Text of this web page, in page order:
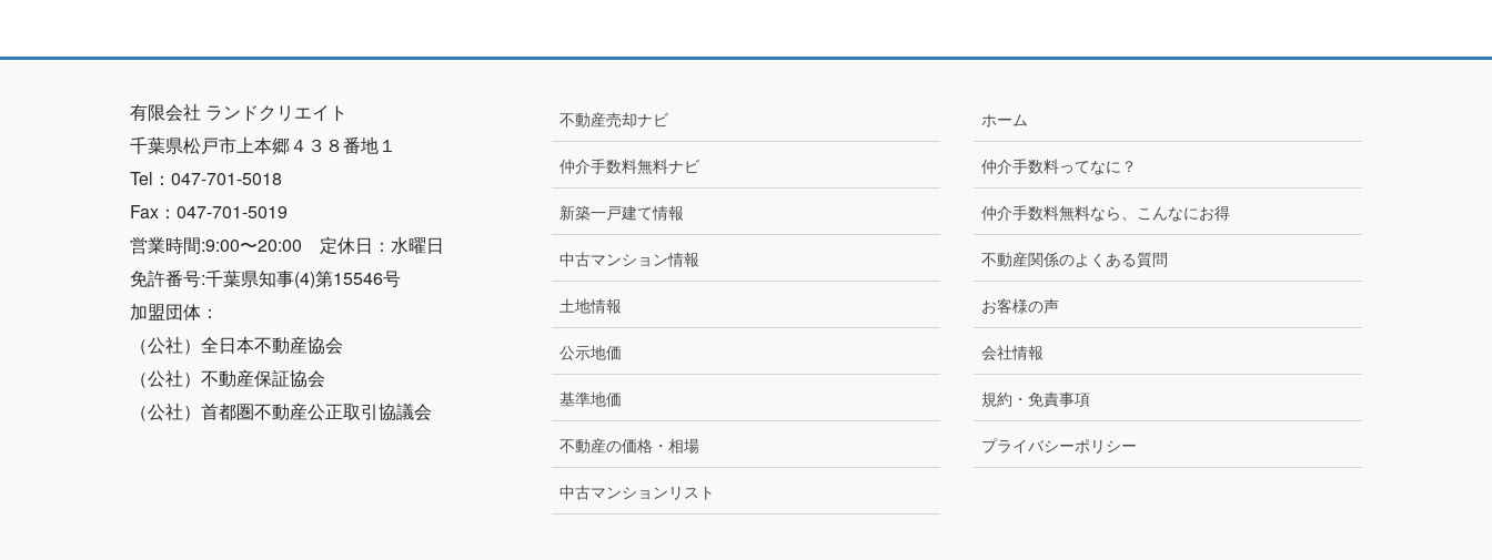
有限会社 ランドクリエイト
千葉県松戸市上本郷４３８番地１
Tel：047-701-5018
Fax：047-701-5019
営業時間:9:00〜20:00 定休日：水曜日
免許番号:千葉県知事(4)第15546号
加盟団体：
（公社）全日本不動産協会
（公社）不動産保証協会
（公社）首都圏不動産公正取引協議会
不動産売却ナビ
仲介手数料無料ナビ
新築一戸建て情報
中古マンション情報
土地情報
公示地価
基準地価
不動産の価格・相場
中古マンションリスト
ホーム
仲介手数料ってなに？
仲介手数料無料なら、こんなにお得
不動産関係のよくある質問
お客様の声
会社情報
規約・免責事項
プライバシーポリシー